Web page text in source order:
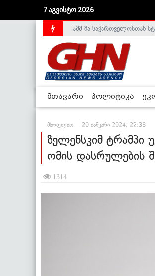
7 აგვისტო 2026
საქართველოს დე-ფაქტო
აშშ-მა საქართველოსთან
მთავარი პოლიტიკა
მსოფლიო 20 იანვარი 2024, 22:38
ზელენსკიმ ტრამპი
ომის დასრულების
1314